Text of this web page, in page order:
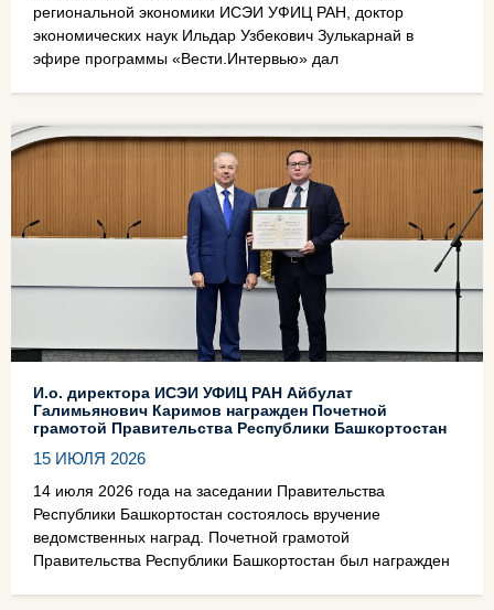
региональной экономики ИСЭИ УФИЦ РАН, доктор
экономических наук Ильдар Узбекович Зулькарнай в
эфире программы «Вести.Интервью» дал
И.о. директора ИСЭИ УФИЦ РАН Айбулат
Галимьянович Каримов награжден Почетной
грамотой Правительства Республики Башкортостан
15 ИЮЛЯ 2026
14 июля 2026 года на заседании Правительства
Республики Башкортостан состоялось вручение
ведомственных наград. Почетной грамотой
Правительства Республики Башкортостан был награжден